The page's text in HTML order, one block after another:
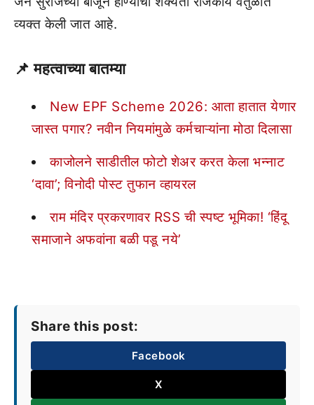
व्यक्त केली जात आहे.
📌महत्वाच्या बातम्या
New EPF Scheme 2026: आता हातात येणार
जास्त पगार? नवीन नियमांमुळे कर्मचाऱ्यांना मोठा दिलासा
काजोलने साडीतील फोटो शेअर करत केला भन्नाट
‘दावा’; विनोदी पोस्ट तुफान व्हायरल
राम मंदिर प्रकरणावर RSS ची स्पष्ट भूमिका! ‘हिंदू
समाजाने अफवांना बळी पडू नये’
Share this post:
Facebook
X